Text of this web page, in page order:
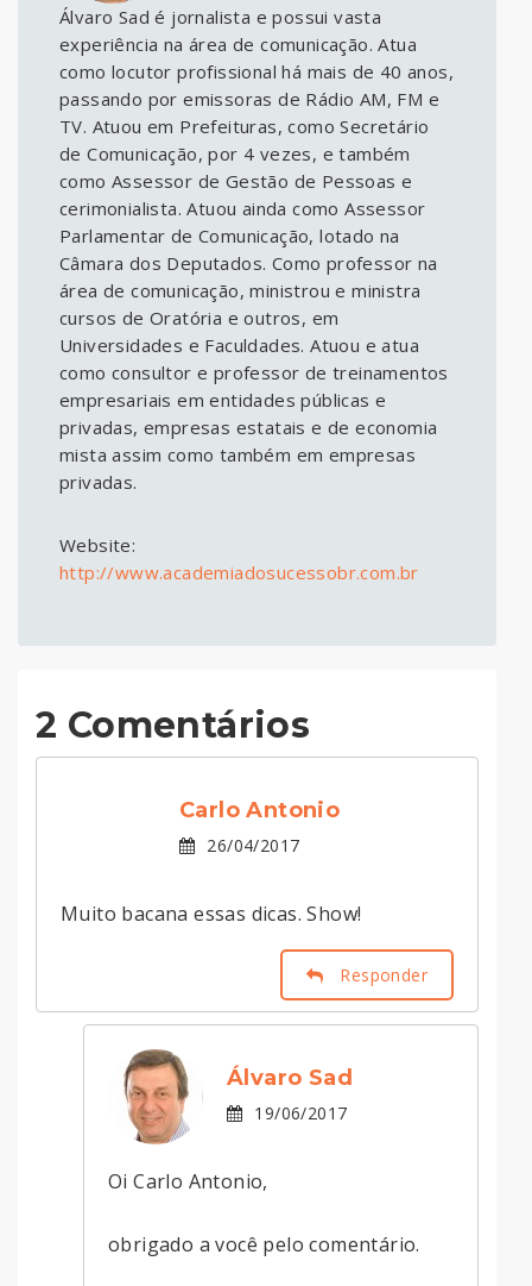
Álvaro Sad é jornalista e possui vasta
experiência na área de comunicação. Atua
como locutor profissional há mais de 40 anos,
passando por emissoras de Rádio AM, FM e
TV. Atuou em Prefeituras, como Secretário
de Comunicação, por 4 vezes, e também
como Assessor de Gestão de Pessoas e
cerimonialista. Atuou ainda como Assessor
Parlamentar de Comunicação, lotado na
Câmara dos Deputados. Como professor na
área de comunicação, ministrou e ministra
cursos de Oratória e outros, em
Universidades e Faculdades. Atuou e atua
como consultor e professor de treinamentos
empresariais em entidades públicas e
privadas, empresas estatais e de economia
mista assim como também em empresas
privadas.
Website:
http://www.academiadosucessobr.com.br
2 Comentários
Carlo Antonio
26/04/2017
Muito bacana essas dicas. Show!
Responder
Álvaro Sad
19/06/2017
Oi Carlo Antonio,
obrigado a você pelo comentário.